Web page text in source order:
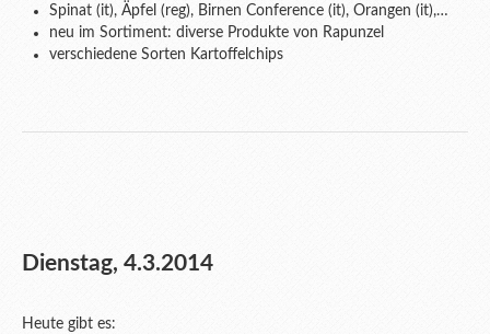
Spinat (it), Äpfel (reg), Birnen Conference (it), Orangen (it),…
neu im Sortiment: diverse Produkte von Rapunzel
verschiedene Sorten Kartoffelchips
Dienstag, 4.3.2014
Heute gibt es: